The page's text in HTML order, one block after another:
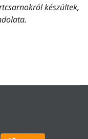
készültek,